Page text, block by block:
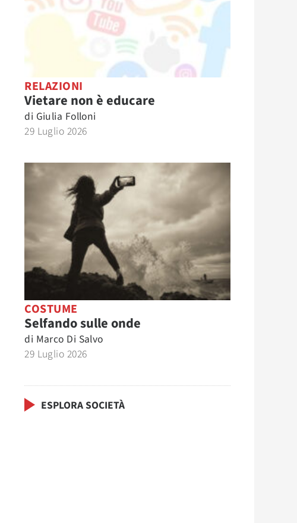
RELAZIONI
Vietare non è educare
di Giulia Folloni
29 Luglio 2026
COSTUME
Selfando sulle onde
di Marco Di Salvo
29 Luglio 2026
ESPLORA SOCIETÀ